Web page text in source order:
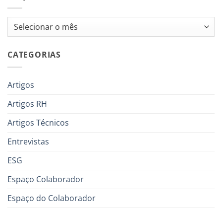
Arquivos
CATEGORIAS
Artigos
Artigos RH
Artigos Técnicos
Entrevistas
ESG
Espaço Colaborador
Espaço do Colaborador